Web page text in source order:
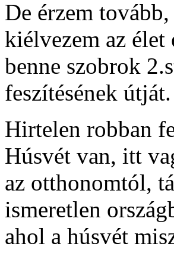
De érzem
kiélvezem az
benne szobrok
feszítésének útját.
Hirtelen robban
Húsvét van, itt
az otthonomtól,
ismeretlen
ahol a húsvét